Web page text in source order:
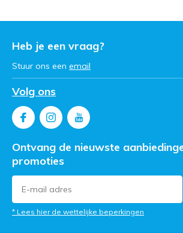
Heb je een vraag?
Stuur ons een email
Volg ons
Ontvang de nieuwste
promoties
* Lees hier de wettelijke beperkingen